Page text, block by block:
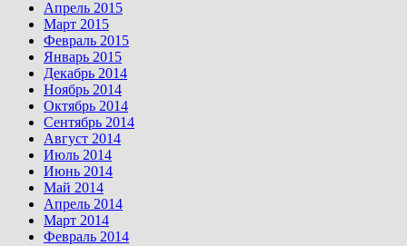
Апрель 2015
Март 2015
Февраль 2015
Январь 2015
Декабрь 2014
Ноябрь 2014
Октябрь 2014
Сентябрь 2014
Август 2014
Июль 2014
Июнь 2014
Май 2014
Апрель 2014
Март 2014
Февраль 2014